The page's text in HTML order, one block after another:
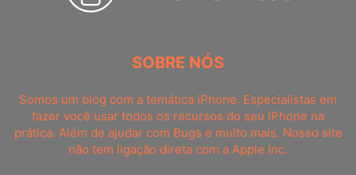
SOBRE NÓS
Somos um blog com a temática iPhone. Especialistas em
fazer você usar todos os recursos do seu iPhone na
prática. Além de ajudar com Bugs e muito mais. Nosso site
não tem ligação direta com a Apple Inc.